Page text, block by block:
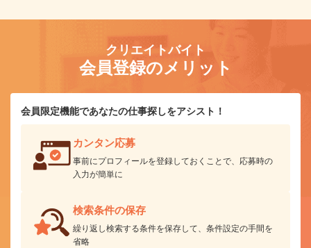
クリエイトバイト
会員登録のメリット
会員限定機能であなたの仕事探しをアシスト！
カンタン応募
事前にプロフィールを登録しておくことで、応募時の
入力が簡単に
検索条件の保存
繰り返し検索する条件を保存して、条件設定の手間を
省略